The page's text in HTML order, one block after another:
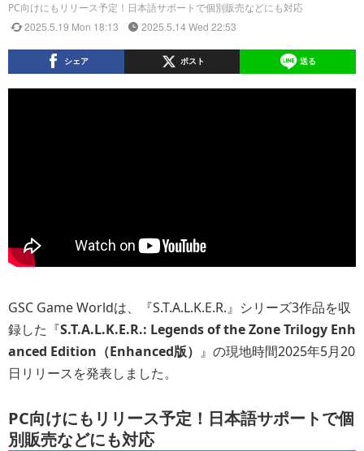
PC向けにもリリース予定！日本語サポートで個別販売などにも対応
2025.5.19 Mon 18:13 2025.5.14 Wed 22:53
シェア ポスト 送る
GSC Game Worldは、『S.T.A.L.K.E.R.』シリーズ3作品を収
録した『S.T.A.L.K.E.R.: Legends of the Zone Trilogy Enh
anced Edition（Enhanced版） 』の現地時間2025年5月20
日リリースを発表しました。
PC向けにもリリース予定！日本語サポートで個
別販売などにも対応